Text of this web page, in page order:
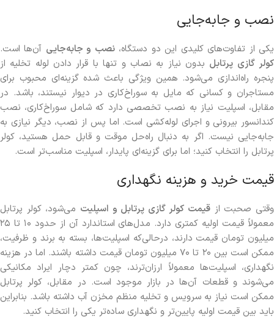
نصب و جابه‌جایی
یکی از تفاوت‌های کلیدی این دو دستگاه،نصب و جابه‌جایی آن‌ها است.
کولر گازی پرتابل بدون نیاز به نصاب و تنها با قرار دادن لوله تخلیه از
پنجره راه‌اندازی می‌شود. همین ویژگی باعث شده گزینه‌ای محبوب برای
مستاجران و کسانی که مایل به سوراخ‌کاری در دیوار نیستند، باشد. در
مقابل، اسپلیت نیاز به نصب تخصصی دارد که شامل سوراخ‌کاری، نصب
کندانسور بیرونی و اجرای لوله‌کشی است. اما پس از نصب، دیگر نیازی به
جابه‌جایی نیست. اگر به دنبال راه‌حل موقت و قابل حمل هستید، کولر
پرتابل را انتخاب کنید؛ اما برای گزینه‌ای پایدار، اسپلیت مناسب‌تر است.
قیمت خرید و هزینه نگهداری
وقتی صحبت از قیمت کولر گازی پرتابل و اسپلیت می‌شود، کولر پرتابل
معمولاً قیمت اولیه کمتری دارد. مدل‌های استاندارد آن از حدود ۱۰ تا ۲۵
میلیون تومان قیمت دارند، درحالی‌که اسپلیت‌ها، بسته به برند و ظرفیت،
ممکن است بین ۲۰ تا ۷۰ میلیون تومان قیمت داشته باشند. اما در هزینه
نگهداری، اسپلیت‌ها معمولاً ارزان‌ترند، چون کمتر دچار ایراد مکانیکی
می‌شوند و قطعات آن‌ها در بازار موجود است. در مقابل، کولر پرتابل
ممکن است نیاز به سرویس و تخلیه منظم مخزن آب داشته باشد. بنابراین
باید بین قیمت اولیه پایین‌تر و نگهداری ساده‌تر یکی را انتخاب کنید.